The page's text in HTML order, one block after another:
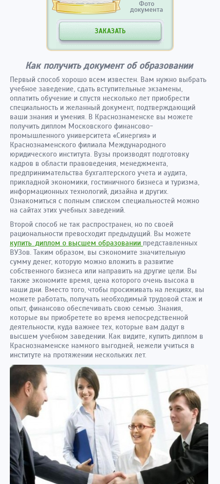
Фото
документа
ЗАКАЗАТЬ
Как получить документ об образовании
Первый способ хорошо всем известен. Вам нужно выбрать
учебное заведение, сдать вступительные экзамены,
оплатить обучение и спустя несколько лет приобрести
специальность и желанный документ, подтверждающий
ваши знания и умения. В Краснознаменске вы можете
получить диплом Московского финансово-
промышленного университета «Синергия» и
Краснознаменского филиала Международного
юридического института. Вузы производят подготовку
кадров в области правоведения, менеджмента,
предпринимательства бухгалтерского учета и аудита,
прикладной экономики, гостиничного бизнеса и туризма,
информационных технологий, дизайна и других.
Ознакомиться с полным списком специальностей можно
на сайтах этих учебных заведений.
Второй способ не так распространен, но по своей
рациональности превосходит предыдущий. Вы можете
купить диплом о высшем образовании представленных
ВУЗов. Таким образом, вы сэкономите значительную
сумму денег, которую можно вложить в развитие
собственного бизнеса или направить на другие цели. Вы
также экономите время, цена которого очень высока в
наши дни. Вместо того, чтобы просиживать на лекциях, вы
можете работать, получать необходимый трудовой стаж и
опыт, финансово обеспечивать свою семью. Знания,
которые вы приобретете во время непосредственной
деятельности, куда важнее тех, которые вам дадут в
высшем учебном заведении. Как видите, купить диплом в
Краснознаменске намного выгодней, нежели учиться в
институте на протяжении нескольких лет.